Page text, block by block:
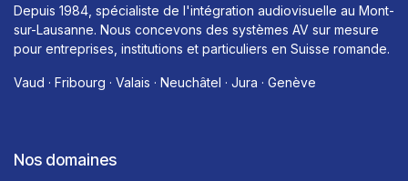
Depuis 1984, spécialiste de l'intégration audiovisuelle au Mont-
sur-Lausanne. Nous concevons des systèmes AV sur mesure
pour entreprises, institutions et particuliers en Suisse romande.
Vaud · Fribourg · Valais · Neuchâtel · Jura · Genève
Nos domaines